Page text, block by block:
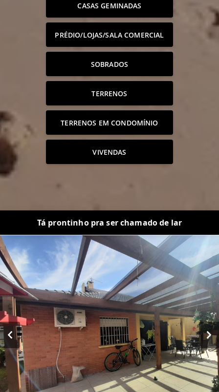
CASAS GEMINADAS
PRÉDIO/LOJAS/SALA COMERCIAL
SOBRADOS
TERRENOS
TERRENOS EM CONDOMÍNIO
VIVENDAS
Tá prontinho pra ser chamado de lar